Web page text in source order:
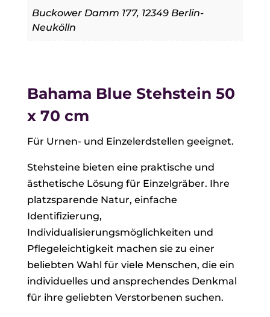
Buckower Damm 177, 12349 Berlin-
Neukölln
Bahama Blue Stehstein 50
x 70 cm
Für Urnen- und Einzelerdstellen geeignet.
Stehsteine bieten eine praktische und
ästhetische Lösung für Einzelgräber. Ihre
platzsparende Natur, einfache
Identifizierung,
Individualisierungsmöglichkeiten und
Pflegeleichtigkeit machen sie zu einer
beliebten Wahl für viele Menschen, die ein
individuelles und ansprechendes Denkmal
für ihre geliebten Verstorbenen suchen.